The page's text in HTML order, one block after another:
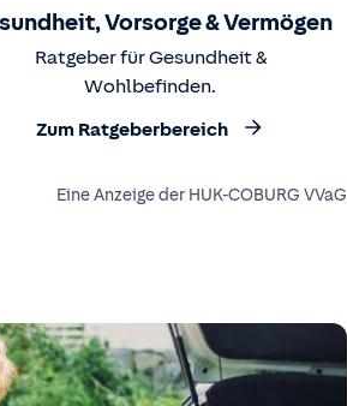
Vorsorge & Vermögen
Ratgeber für Gesundheit &
Wohlbefinden.
Zum Ratgeberbereich
Eine Anzeige der HUK-COBURG VVaG